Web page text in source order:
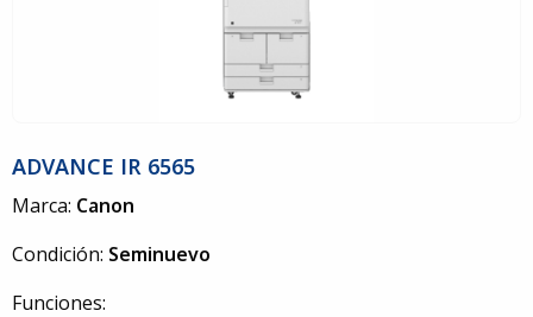
ADVANCE IR 6565
Marca: Canon
Condición: Seminuevo
Funciones: